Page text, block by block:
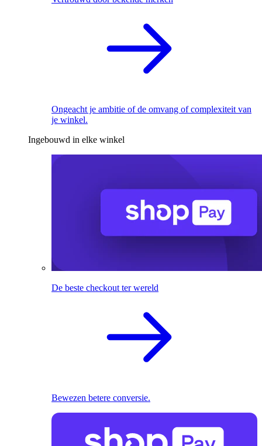
Ongeacht je ambitie of de omvang of complexiteit van
je winkel.
Ingebouwd in elke winkel
De beste checkout ter wereld
Bewezen betere conversie.